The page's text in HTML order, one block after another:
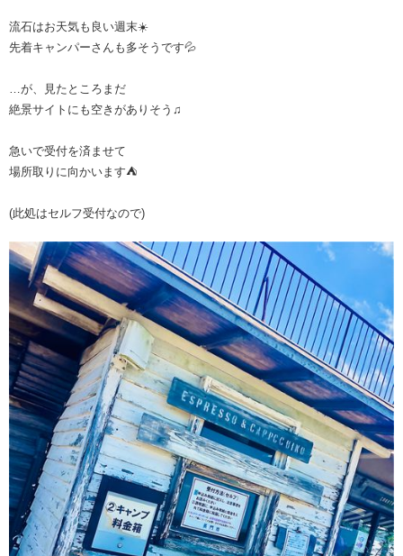
流石はお天気も良い週末☀️
先着キャンパーさんも多そうです💦
…が、見たところまだ
絶景サイトにも空きがありそう♫
急いで受付を済ませて
場所取りに向かいます⛺️
(此処はセルフ受付なので)